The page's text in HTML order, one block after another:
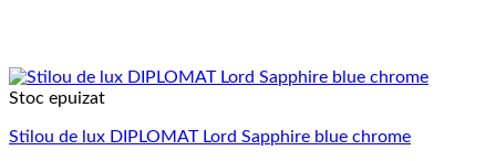
Stoc epuizat
Stilou de lux DIPLOMAT Lord Sapphire blue chrome